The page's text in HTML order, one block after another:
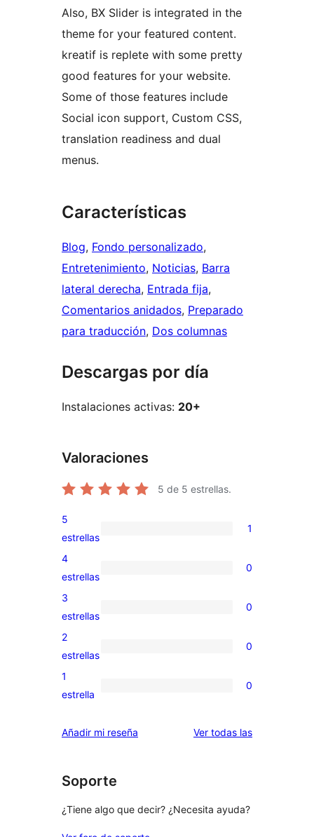
Also, BX Slider is integrated in the
theme for your featured content.
kreatif is replete with some pretty
good features for your website.
Some of those features include
Social icon support, Custom CSS,
translation readiness and dual
menus.
Características
Blog, Fondo personalizado
Entretenimiento, Noticias, Barra
lateral derecha, Entrada fija
Comentarios anidados, Preparado
para traducción, Dos columnas
Descargas por día
Instalaciones activas: 20+
Valoraciones
5 de 5 estrellas.
1
valoración
de
5
estrellas
1
0
valoraciones
de
4
estrellas
0
0
valoraciones
de
3
estrellas
0
0
valoraciones
de
estrellas
2
estrellas
0
0
de
1
estrella
0
Añadir mi reseña Ver todas lasvaloraciones
Soporte
¿Tiene algo que decir? ¿Necesita ayuda?